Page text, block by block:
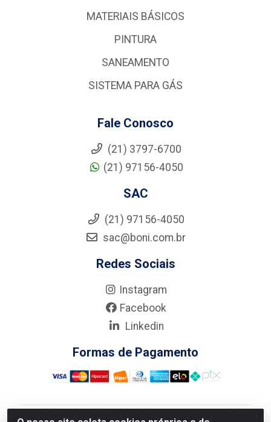
MATERIAIS BÁSICOS
PINTURA
SANEAMENTO
SISTEMA PARA GÁS
Fale Conosco
(21) 3797-6700
(21) 97156-4050
SAC
(21) 97156-4050
sac@boni.com.br
Redes Sociais
Instagram
Facebook
Linkedin
Formas de Pagamento